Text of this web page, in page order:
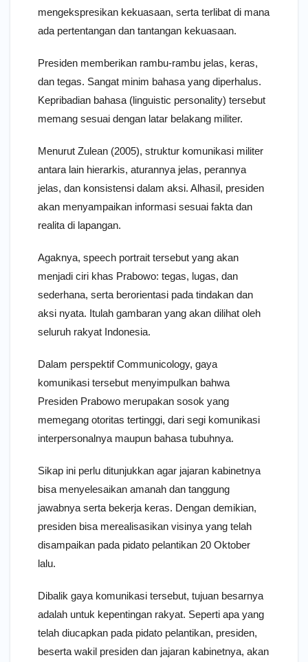
mengekspresikan kekuasaan, serta terlibat di mana
ada pertentangan dan tantangan kekuasaan.
Presiden memberikan rambu-rambu jelas, keras,
dan tegas. Sangat minim bahasa yang diperhalus.
Kepribadian bahasa (linguistic personality) tersebut
memang sesuai dengan latar belakang militer.
Menurut Zulean (2005), struktur komunikasi militer
antara lain hierarkis, aturannya jelas, perannya
jelas, dan konsistensi dalam aksi. Alhasil, presiden
akan menyampaikan informasi sesuai fakta dan
realita di lapangan.
Agaknya, speech portrait tersebut yang akan
menjadi ciri khas Prabowo: tegas, lugas, dan
sederhana, serta berorientasi pada tindakan dan
aksi nyata. Itulah gambaran yang akan dilihat oleh
seluruh rakyat Indonesia.
Dalam perspektif Communicology, gaya
komunikasi tersebut menyimpulkan bahwa
Presiden Prabowo merupakan sosok yang
memegang otoritas tertinggi, dari segi komunikasi
interpersonalnya maupun bahasa tubuhnya.
Sikap ini perlu ditunjukkan agar jajaran kabinetnya
bisa menyelesaikan amanah dan tanggung
jawabnya serta bekerja keras. Dengan demikian,
presiden bisa merealisasikan visinya yang telah
disampaikan pada pidato pelantikan 20 Oktober
lalu.
Dibalik gaya komunikasi tersebut, tujuan besarnya
adalah untuk kepentingan rakyat. Seperti apa yang
telah diucapkan pada pidato pelantikan, presiden,
beserta wakil presiden dan jajaran kabinetnya, akan